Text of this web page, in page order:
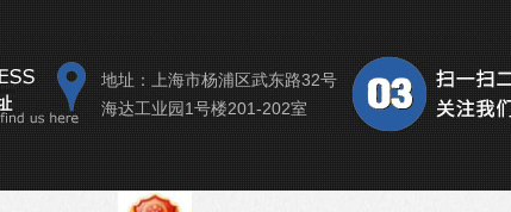
地址：上海市杨浦区武东路32号
海达工业园1号楼201-202室